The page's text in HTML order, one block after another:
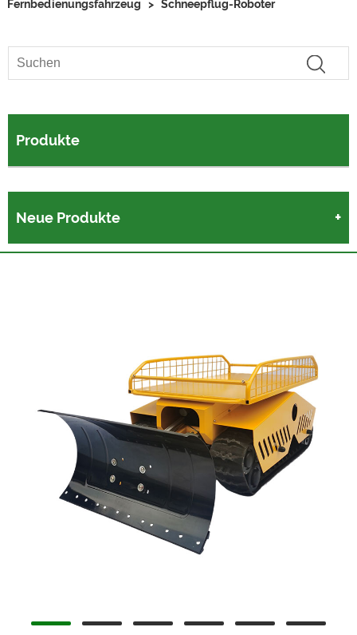
Fernbedienungsfahrzeug > Schneepflug-Roboter
Produkte
Neue Produkte